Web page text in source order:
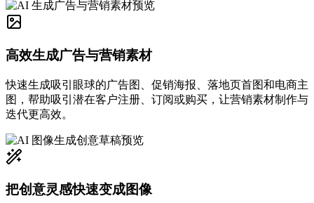
高效生成广告与营销素材
快速生成吸引眼球的广告图、促销海报、落地页首图和电商主
图，帮助吸引潜在客户注册、订阅或购买，让营销素材制作与
迭代更高效。
把创意灵感快速变成图像